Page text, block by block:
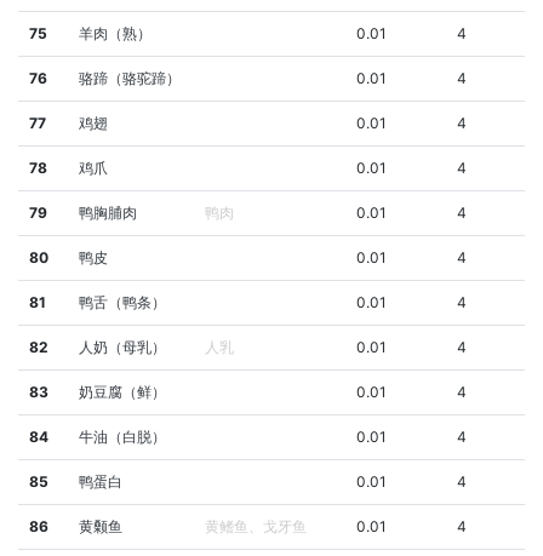
75 羊肉（熟） 0.01 4
76 骆蹄（骆驼蹄） 0.01 4
77 鸡翅 0.01 4
78 鸡爪 0.01 4
79 鸭胸脯肉 鸭肉 0.01 4
80 鸭皮 0.01 4
81 鸭舌（鸭条） 0.01 4
82 人奶（母乳） 人乳 0.01 4
83 奶豆腐（鲜） 0.01 4
84 牛油（白脱） 0.01 4
85 鸭蛋白 0.01 4
86 黄颡鱼 黄鳍鱼、戈牙鱼 0.01 4